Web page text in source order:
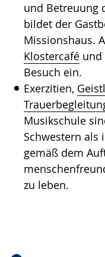
und Betreuung
bildet der
Missionshaus.
Klostercafé und
Besuch ein.
Exerzitien,
Musikschule
Schwestern als
gemäß dem
zu leben.